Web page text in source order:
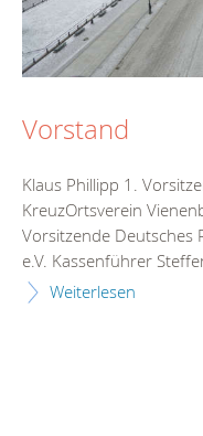
Vorstand
Klaus Phillipp 1.
KreuzOrtsverein
Vorsitzende Deutsches
e.V. Kassenführer
Weiterlesen